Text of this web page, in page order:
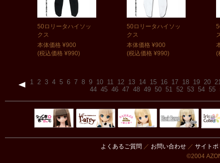
50ロリータハイソッ
クス
本体価格 ¥900
(税込価格 ¥990)
50ロリータハイソッ
クス
本体価格 ¥900
(税込価格 ¥990)
(
1 2 3 4 5 6 7 8 9 10 11 12 13 14 15 16 17 18 19 20
44 45 46 47 48 49 50 51 52 53 54 55
よくあるご質問 ／ お問い合わせ ／ サイトポ
©2004